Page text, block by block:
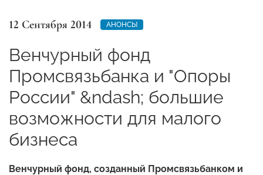
12 Сентября 2014 АНОНСЫ
Венчурный фонд
Промсвязьбанка и "Опоры
России" &ndash; большие
возможности для малого
бизнеса
Венчурный фонд, созданный Промсвязьбанком и